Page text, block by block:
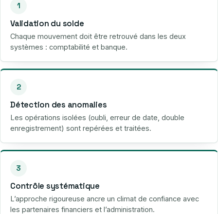
1
Validation du solde
Chaque mouvement doit être retrouvé dans les deux
systèmes : comptabilité et banque.
2
Détection des anomalies
Les opérations isolées (oubli, erreur de date, double
enregistrement) sont repérées et traitées.
3
Contrôle systématique
L’approche rigoureuse ancre un climat de confiance avec
les partenaires financiers et l’administration.